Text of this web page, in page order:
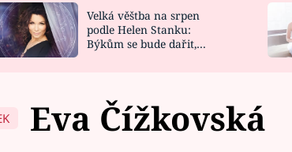
NOVINKY
VIDEORECEPTY
DESIGN
Velká věštba na srpen
podle Helen Stanku:
Býkům se bude dařit,
Eva Čížkovská